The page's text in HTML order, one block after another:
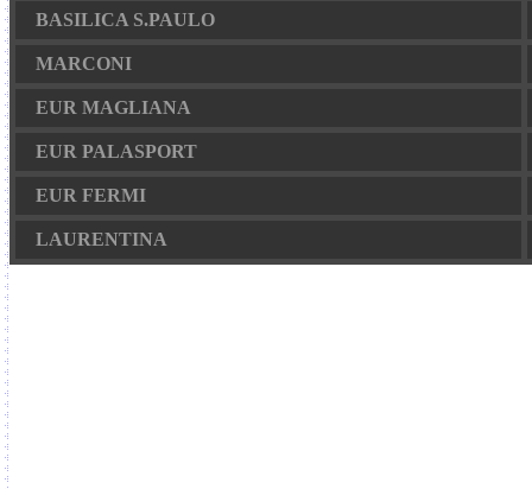
BASILICA S.PAULO
MARCONI
EUR MAGLIANA
EUR PALASPORT
EUR FERMI
LAURENTINA